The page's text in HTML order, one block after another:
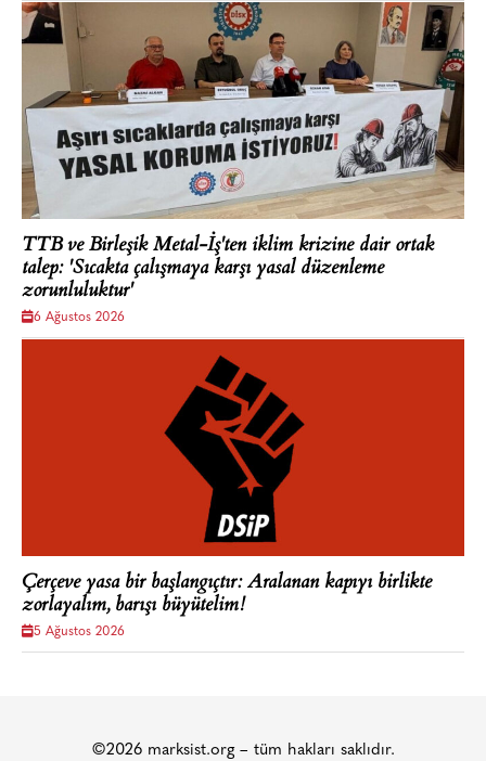
TTB ve Birleşik Metal-İş'ten iklim krizine dair ortak
talep: 'Sıcakta çalışmaya karşı yasal düzenleme
zorunluluktur'
6 Ağustos 2026
Çerçeve yasa bir başlangıçtır: Aralanan kapıyı birlikte
zorlayalım, barışı büyütelim!
5 Ağustos 2026
©2026 marksist.org – tüm hakları saklıdır.